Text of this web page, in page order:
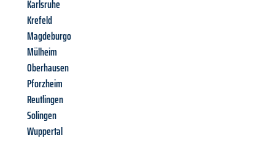
Karlsruhe
Krefeld
Magdeburgo
Mülheim
Oberhausen
Pforzheim
Reutlingen
Solingen
Wuppertal